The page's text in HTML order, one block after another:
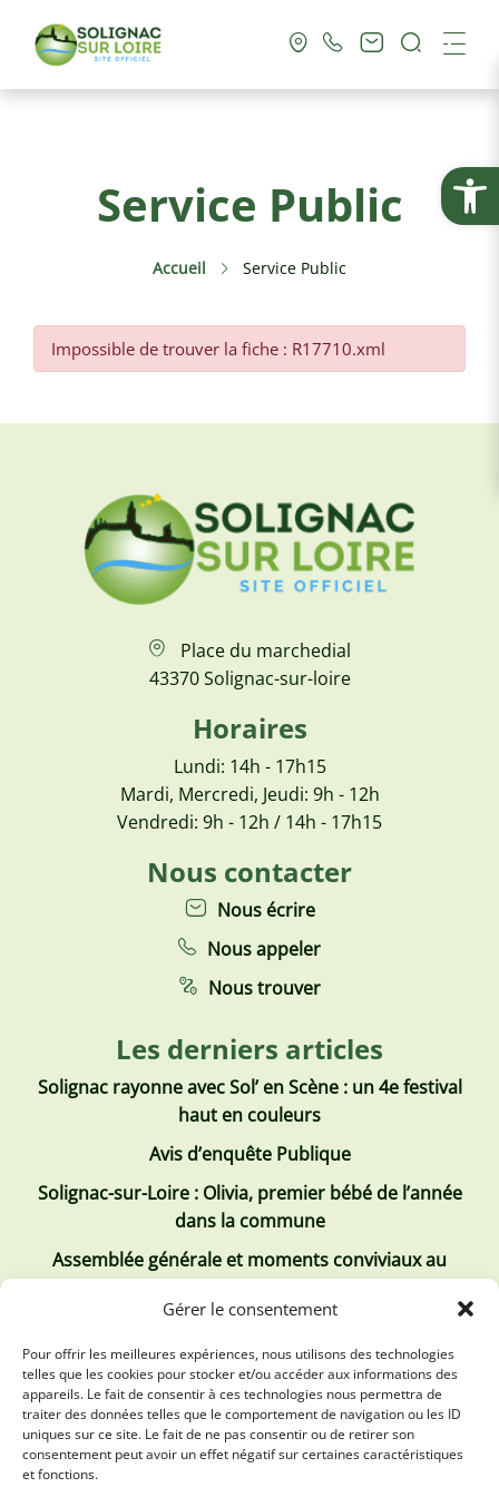
Ouvrir
Gérer le consentement
Pour offrir les meilleures expériences, nous utilisons des technologies
telles que les cookies pour stocker et/ou accéder aux informations des
appareils. Le fait de consentir à ces technologies nous permettra de
traiter des données telles que le comportement de navigation ou les ID
uniques sur ce site. Le fait de ne pas consentir ou de retirer son
consentement peut avoir un effet négatif sur certaines caractéristiques
et fonctions.
Vie Pratique
Culture & Loisirs
Tourisme
Service Public
Accueil Service Public
Impossible de trouver la fiche : R17710.xml
Place du marchedial
43370 Solignac-sur-loire
Horaires
Lundi: 14h - 17h15
Mardi, Mercredi, Jeudi: 9h - 12h
Vendredi: 9h - 12h / 14h - 17h15
Nous contacter
Nous écrire
Nous appeler
Nous trouver
Les derniers articles
Solignac rayonne avec Sol’ en Scène : un 4e festival
haut en couleurs
Avis d’enquête Publique
Solignac-sur-Loire : Olivia, premier bébé de l’année
dans la commune
Assemblée générale et moments conviviaux au
Les derniers comptes rendus
Conseil municipal 2 juillet 2026
Conseil Municipal du 30 avril 2026